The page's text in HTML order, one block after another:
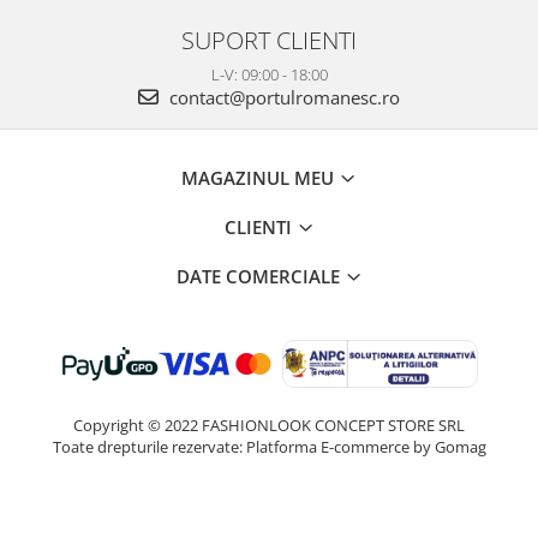
SUPORT CLIENTI
L-V: 09:00 - 18:00
contact@portulromanesc.ro
MAGAZINUL MEU
CLIENTI
DATE COMERCIALE
Copyright © 2022 FASHIONLOOK CONCEPT STORE SRL
Toate drepturile rezervate: Platforma E-commerce by Gomag